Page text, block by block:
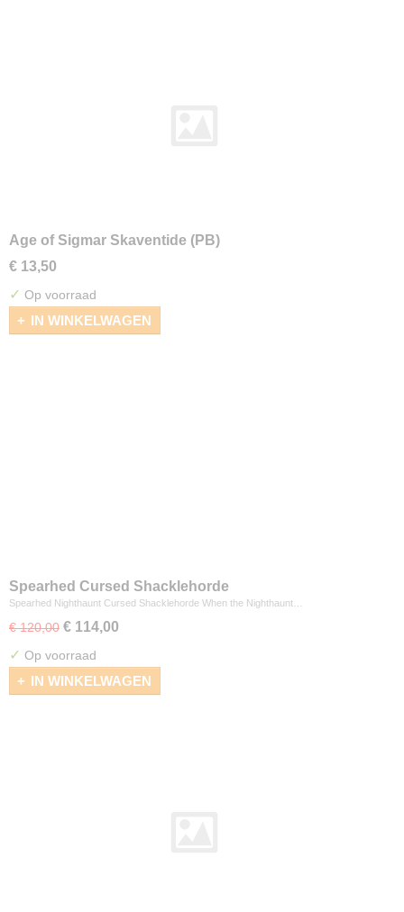
Age of Sigmar Skaventide (PB)
€ 13,50
✓ Op voorraad
IN WINKELWAGEN
Spearhed Cursed Shacklehorde
Spearhed Nighthaunt Cursed Shacklehorde When the Nighthaunt…
€ 120,00 € 114,00
✓ Op voorraad
IN WINKELWAGEN